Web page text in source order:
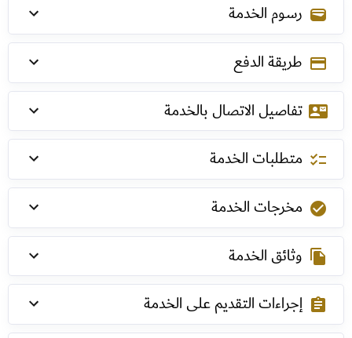
wallet رسوم الخدمة
payment طريقة الدفع
contact_mail تفاصيل الاتصال بالخدمة
checklist متطلبات الخدمة
check_circle مخرجات الخدمة
file_copy وثائق الخدمة
assignment إجراءات التقديم على الخدمة